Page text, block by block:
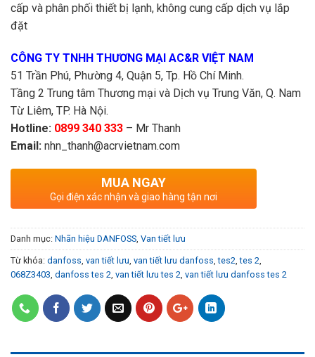
cấp và phân phối thiết bị lạnh, không cung cấp dịch vụ lắp
đặt
CÔNG TY TNHH THƯƠNG MẠI AC&R VIỆT NAM
51 Trần Phú, Phường 4, Quận 5, Tp. Hồ Chí Minh.
Tầng 2 Trung tâm Thương mại và Dịch vụ Trung Văn, Q. Nam
Từ Liêm, TP. Hà Nội.
Hotline: 0899 340 333 – Mr Thanh
Email: nhn_thanh@acrvietnam.com
MUA NGAY
Gọi điện xác nhận và giao hàng tận nơi
Danh mục: Nhãn hiệu DANFOSS, Van tiết lưu
Từ khóa: danfoss, van tiết lưu, van tiết lưu danfoss,tes2,tes 2,
068Z3403, danfoss tes 2, van tiết lưu tes 2, van tiết lưu danfoss tes 2